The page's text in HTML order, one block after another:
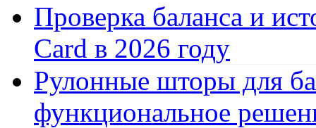
Проверка баланса и
Card в 2026 году
Рулонные шторы для
функциональное